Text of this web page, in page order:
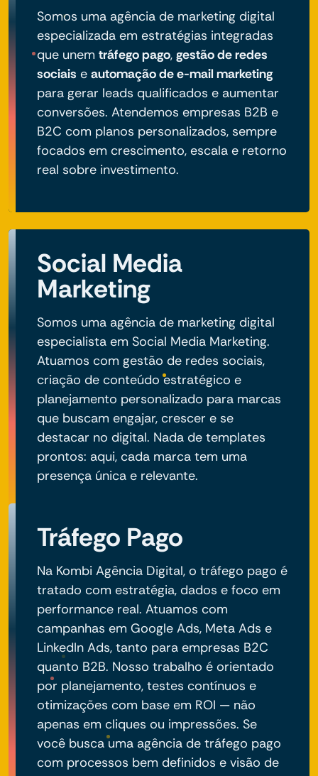
Somos uma agência de marketing digital
especializada em estratégias integradas
que unem tráfego pago, gestão de redes
sociais e automação de e-mail marketing
para gerar leads qualificados e aumentar
conversões. Atendemos empresas B2B e
B2C com planos personalizados, sempre
focados em crescimento, escala e retorno
real sobre investimento.
Social Media
Marketing
Somos uma agência de marketing digital
especialista em Social Media Marketing.
Atuamos com gestão de redes sociais,
criação de conteúdo estratégico e
planejamento personalizado para marcas
que buscam engajar, crescer e se
destacar no digital. Nada de templates
prontos: aqui, cada marca tem uma
presença única e relevante.
Tráfego Pago
Na Kombi Agência Digital, o tráfego pago é
tratado com estratégia, dados e foco em
performance real. Atuamos com
campanhas em Google Ads, Meta Ads e
LinkedIn Ads, tanto para empresas B2C
quanto B2B. Nosso trabalho é orientado
por planejamento, testes contínuos e
otimizações com base em ROI — não
apenas em cliques ou impressões. Se
você busca uma agência de tráfego pago
com processos bem definidos e visão de